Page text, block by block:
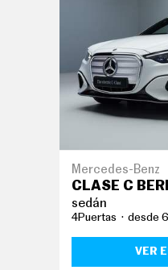
Mercedes-Benz
CLASE C
sedán
4Puertas desde
VER